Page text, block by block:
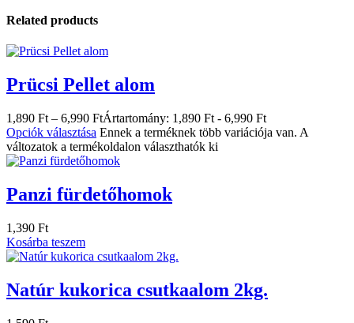
Related products
Prücsi Pellet alom
1,890 Ft – 6,990 FtÁrtartomány: 1,890 Ft - 6,990 Ft
Opciók választása Ennek a terméknek több variációja van. A
változatok a termékoldalon választhatók ki
Panzi fürdetőhomok
1,390 Ft
Kosárba teszem
Natúr kukorica csutkaalom 2kg.